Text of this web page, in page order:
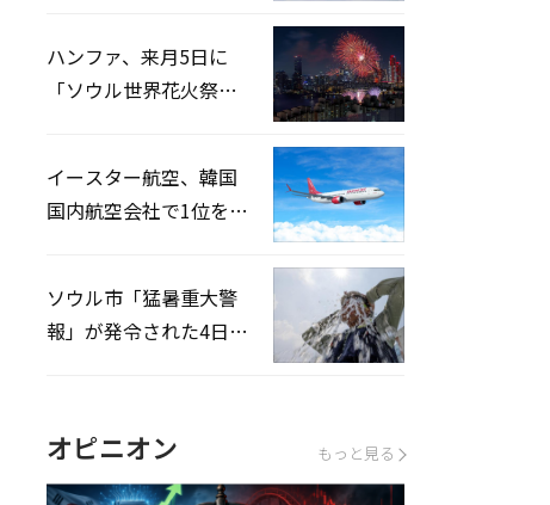
ハンファ、来月5日に
「ソウル世界花火祭り
イースター航空、韓国
国内航空会社で1位を記
ソウル市「猛暑重大警
報」が発令された4日、
オピニオン もっと見る